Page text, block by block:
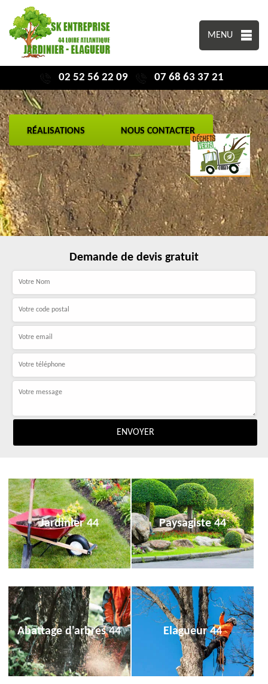
MENU
02 52 56 22 09 07 68 63 37 21
RÉALISATIONS NOUS CONTACTER
Demande de devis gratuit
Jardinier 44 Paysagiste 44
Abattage d'arbres 44 Elagueur 44